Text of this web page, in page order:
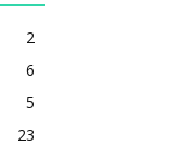
2
6
5
23